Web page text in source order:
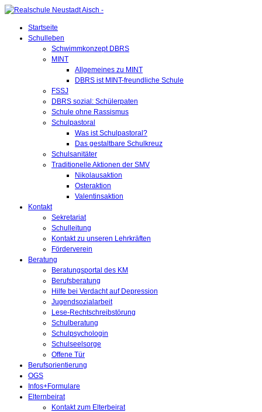
Startseite
Schulleben
Schwimmkonzept DBRS
MINT
Allgemeines zu MINT
DBRS ist MINT-freundliche Schule
FSSJ
DBRS sozial: Schülerpaten
Schule ohne Rassismus
Schulpastoral
Was ist Schulpastoral?
Das gestaltbare Schulkreuz
Schulsanitäter
Traditionelle Aktionen der SMV
Nikolausaktion
Osteraktion
Valentinsaktion
Kontakt
Sekretariat
Schulleitung
Kontakt zu unseren Lehrkräften
Förderverein
Beratung
Beratungsportal des KM
Berufsberatung
Hilfe bei Verdacht auf Depression
Jugendsozialarbeit
Lese-Rechtschreibstörung
Schulberatung
Schulpsychologin
Schulseelsorge
Offene Tür
Berufsorientierung
OGS
Infos+Formulare
Elternbeirat
Kontakt zum Elterbeirat